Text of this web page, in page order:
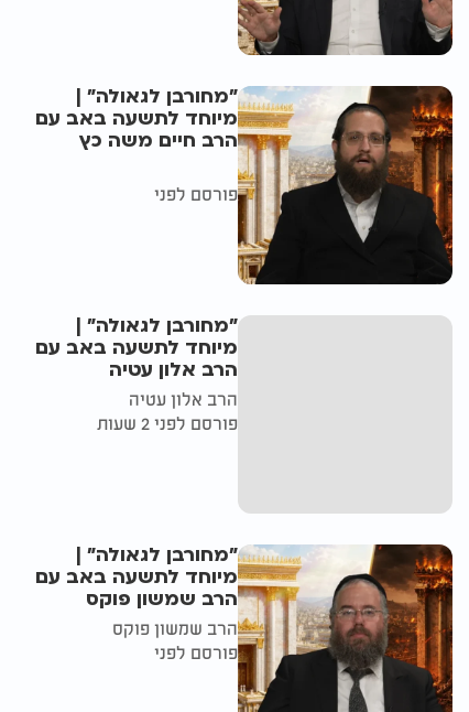
"מחורבן לגאולה" |
מיוחד לתשעה באב עם
הרב חיים משה כץ
פורסם לפני
"מחורבן לגאולה" |
מיוחד לתשעה באב עם
הרב אלון עטיה
הרב אלון עטיה
פורסם לפני 2 שעות
"מחורבן לגאולה" |
מיוחד לתשעה באב עם
הרב שמשון פוקס
הרב שמשון פוקס
פורסם לפני